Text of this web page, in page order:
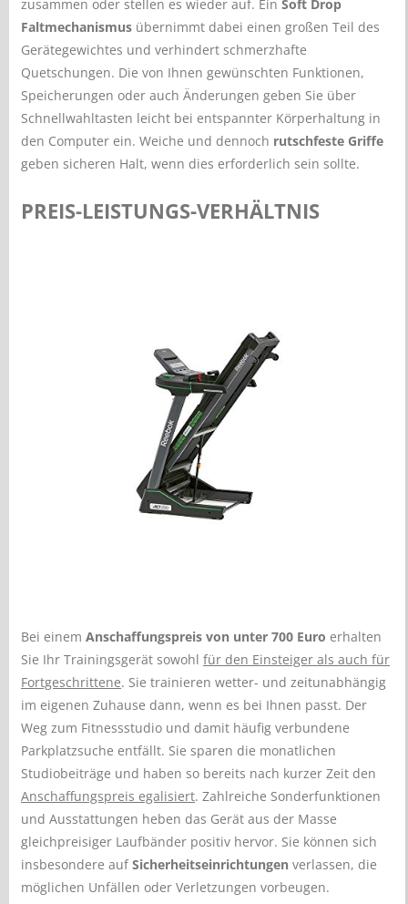
zusammen oder stellen es wieder auf. EinSoft Drop
Faltmechanismus übernimmt dabei einen großen Teil des
Gerätegewichtes und verhindert schmerzhafte
Quetschungen. Die von Ihnen gewünschten Funktionen,
Speicherungen oder auch Änderungen geben Sie über
Schnellwahltasten leicht bei entspannter Körperhaltung in
den Computer ein. Weiche und dennoch rutschfeste Griffe
geben sicheren Halt, wenn dies erforderlich sein sollte.
PREIS-LEISTUNGS-VERHÄLTNIS
Bei einemAnschaffungspreis von unter 700 Euro erhalten
Sie Ihr Trainingsgerät sowohlfür den Einsteiger als auch für
Fortgeschrittene. Sie trainieren wetter- und zeitunabhängig
im eigenen Zuhause dann, wenn es bei Ihnen passt. Der
Weg zum Fitnessstudio und damit häufig verbundene
Parkplatzsuche entfällt. Sie sparen die monatlichen
Studiobeiträge und haben so bereits nach kurzer Zeit den
Anschaffungspreis egalisiert. Zahlreiche Sonderfunktionen
und Ausstattungen heben das Gerät aus der Masse
gleichpreisiger Laufbänder positiv hervor. Sie können sich
insbesondere aufSicherheitseinrichtungen verlassen, die
möglichen Unfällen oder Verletzungen vorbeugen.